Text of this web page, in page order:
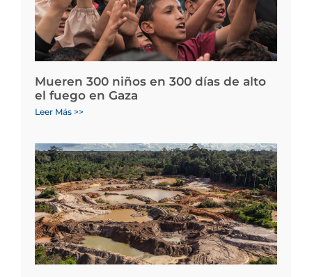
Mueren 300 niños en 300 días de alto
el fuego en Gaza
Leer Más >>